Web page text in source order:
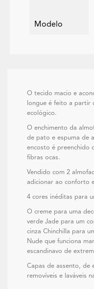
Modelo
O tecido macio e
longue é feito a partir
ecológico.
O enchimento da
de pato e espuma de
encosto é preenchido
fibras ocas.
Vendido com 2
adicionar ao conforto
4 cores inéditas para
O creme para uma
verde Jade para um
cinza Chinchilla para
Nude que funciona
escandinavo de
Capas de assento, de
removíveis e laváveis